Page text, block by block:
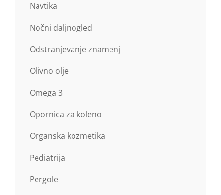
Navtika
Nočni daljnogled
Odstranjevanje znamenj
Olivno olje
Omega 3
Opornica za koleno
Organska kozmetika
Pediatrija
Pergole